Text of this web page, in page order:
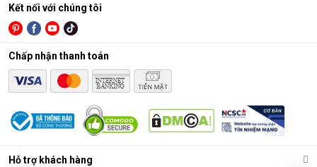
Điều hòa di động là gì?
Các chức năng chính của máy bao gồm: Làm lạnh, quạt gió,
Hỗ trợ khách hàng
Kết nối với chúng tôi
Chấp nhận thanh toán